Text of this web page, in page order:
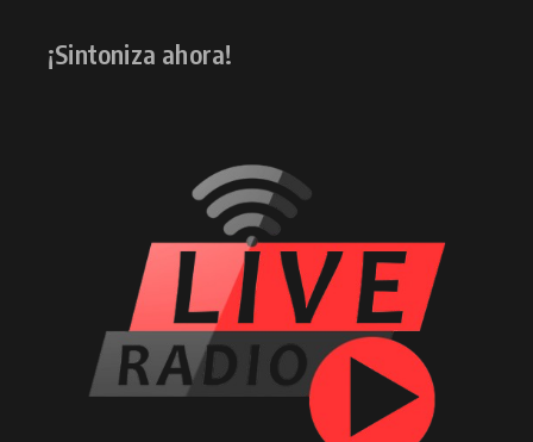
¡Sintoniza ahora!